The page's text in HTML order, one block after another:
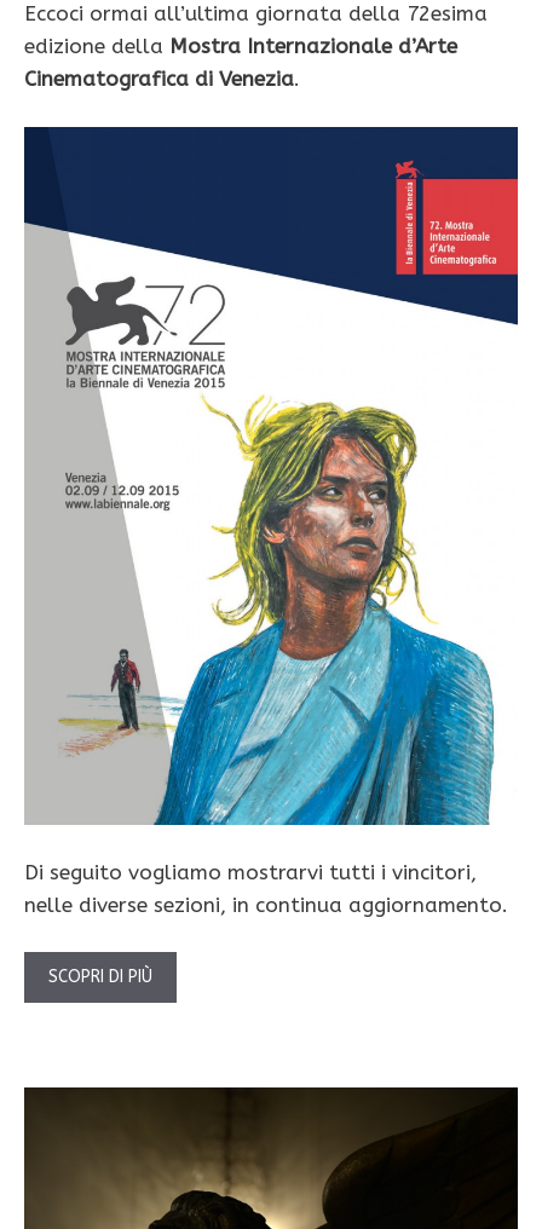
Eccoci ormai all’ultima giornata della 72esima
edizione della Mostra Internazionale d’Arte
Cinematografica di Venezia.
Di seguito vogliamo mostrarvi tutti i vincitori,
nelle diverse sezioni, in continua aggiornamento.
SCOPRI DI PIÙ